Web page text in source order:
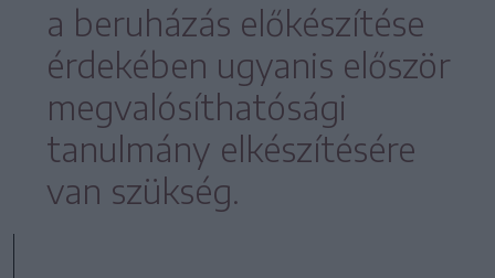
a beruházás előkészítése
érdekében ugyanis először
megvalósíthatósági
tanulmány elkészítésére
van szükség.